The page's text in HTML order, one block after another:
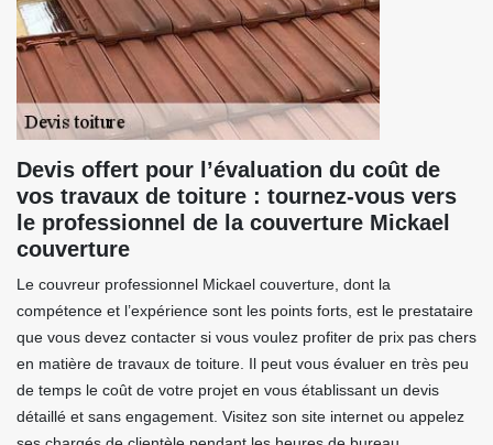
Devis offert pour l’évaluation du coût de
vos travaux de toiture : tournez-vous vers
le professionnel de la couverture Mickael
couverture
Le couvreur professionnel Mickael couverture, dont la
compétence et l’expérience sont les points forts, est le prestataire
que vous devez contacter si vous voulez profiter de prix pas chers
en matière de travaux de toiture. Il peut vous évaluer en très peu
de temps le coût de votre projet en vous établissant un devis
détaillé et sans engagement. Visitez son site internet ou appelez